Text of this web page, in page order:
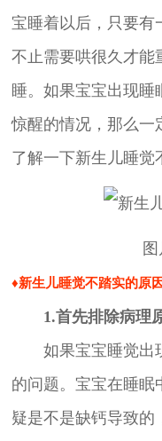
宝睡着以后，只要有
不止需要哄很久才能
睡。如果宝宝出现睡
惊醒的情况，那么一
了解一下新生儿睡觉
♦新生儿睡觉不踏实的原因
1.首先排除病理
如果宝宝睡觉出
的问题。宝宝在睡眠
疑是不是缺钙导致的